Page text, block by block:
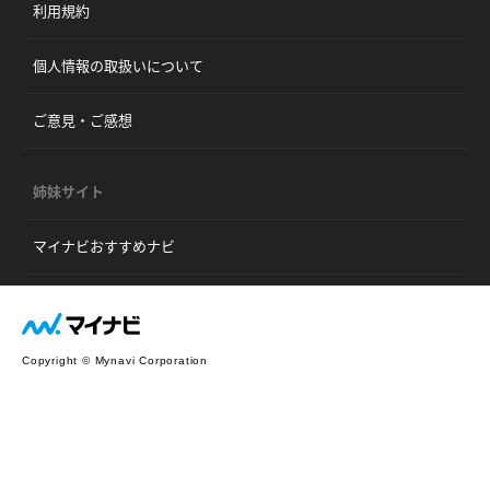
利用規約
個人情報の取扱いについて
ご意見・ご感想
姉妹サイト
マイナビおすすめナビ
Copyright © Mynavi Corporation